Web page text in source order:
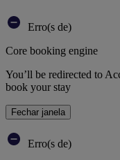
Erro(s de)
Core booking engine
You’ll be redirected to
book your stay
Fechar janela
Erro(s de)